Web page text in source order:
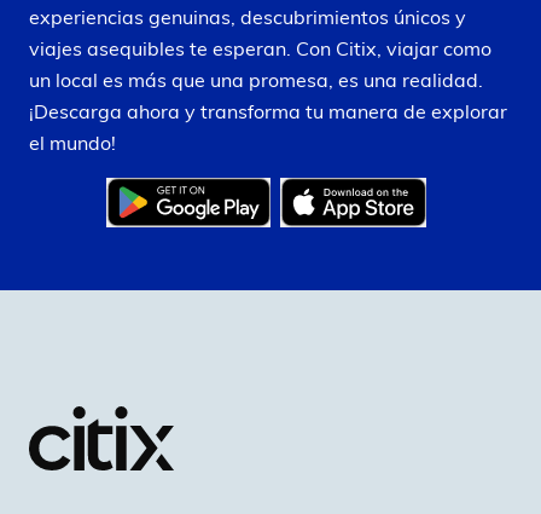
experiencias genuinas, descubrimientos únicos y
viajes asequibles te esperan. Con Citix, viajar como
un local es más que una promesa, es una realidad.
¡Descarga ahora y transforma tu manera de explorar
el mundo!